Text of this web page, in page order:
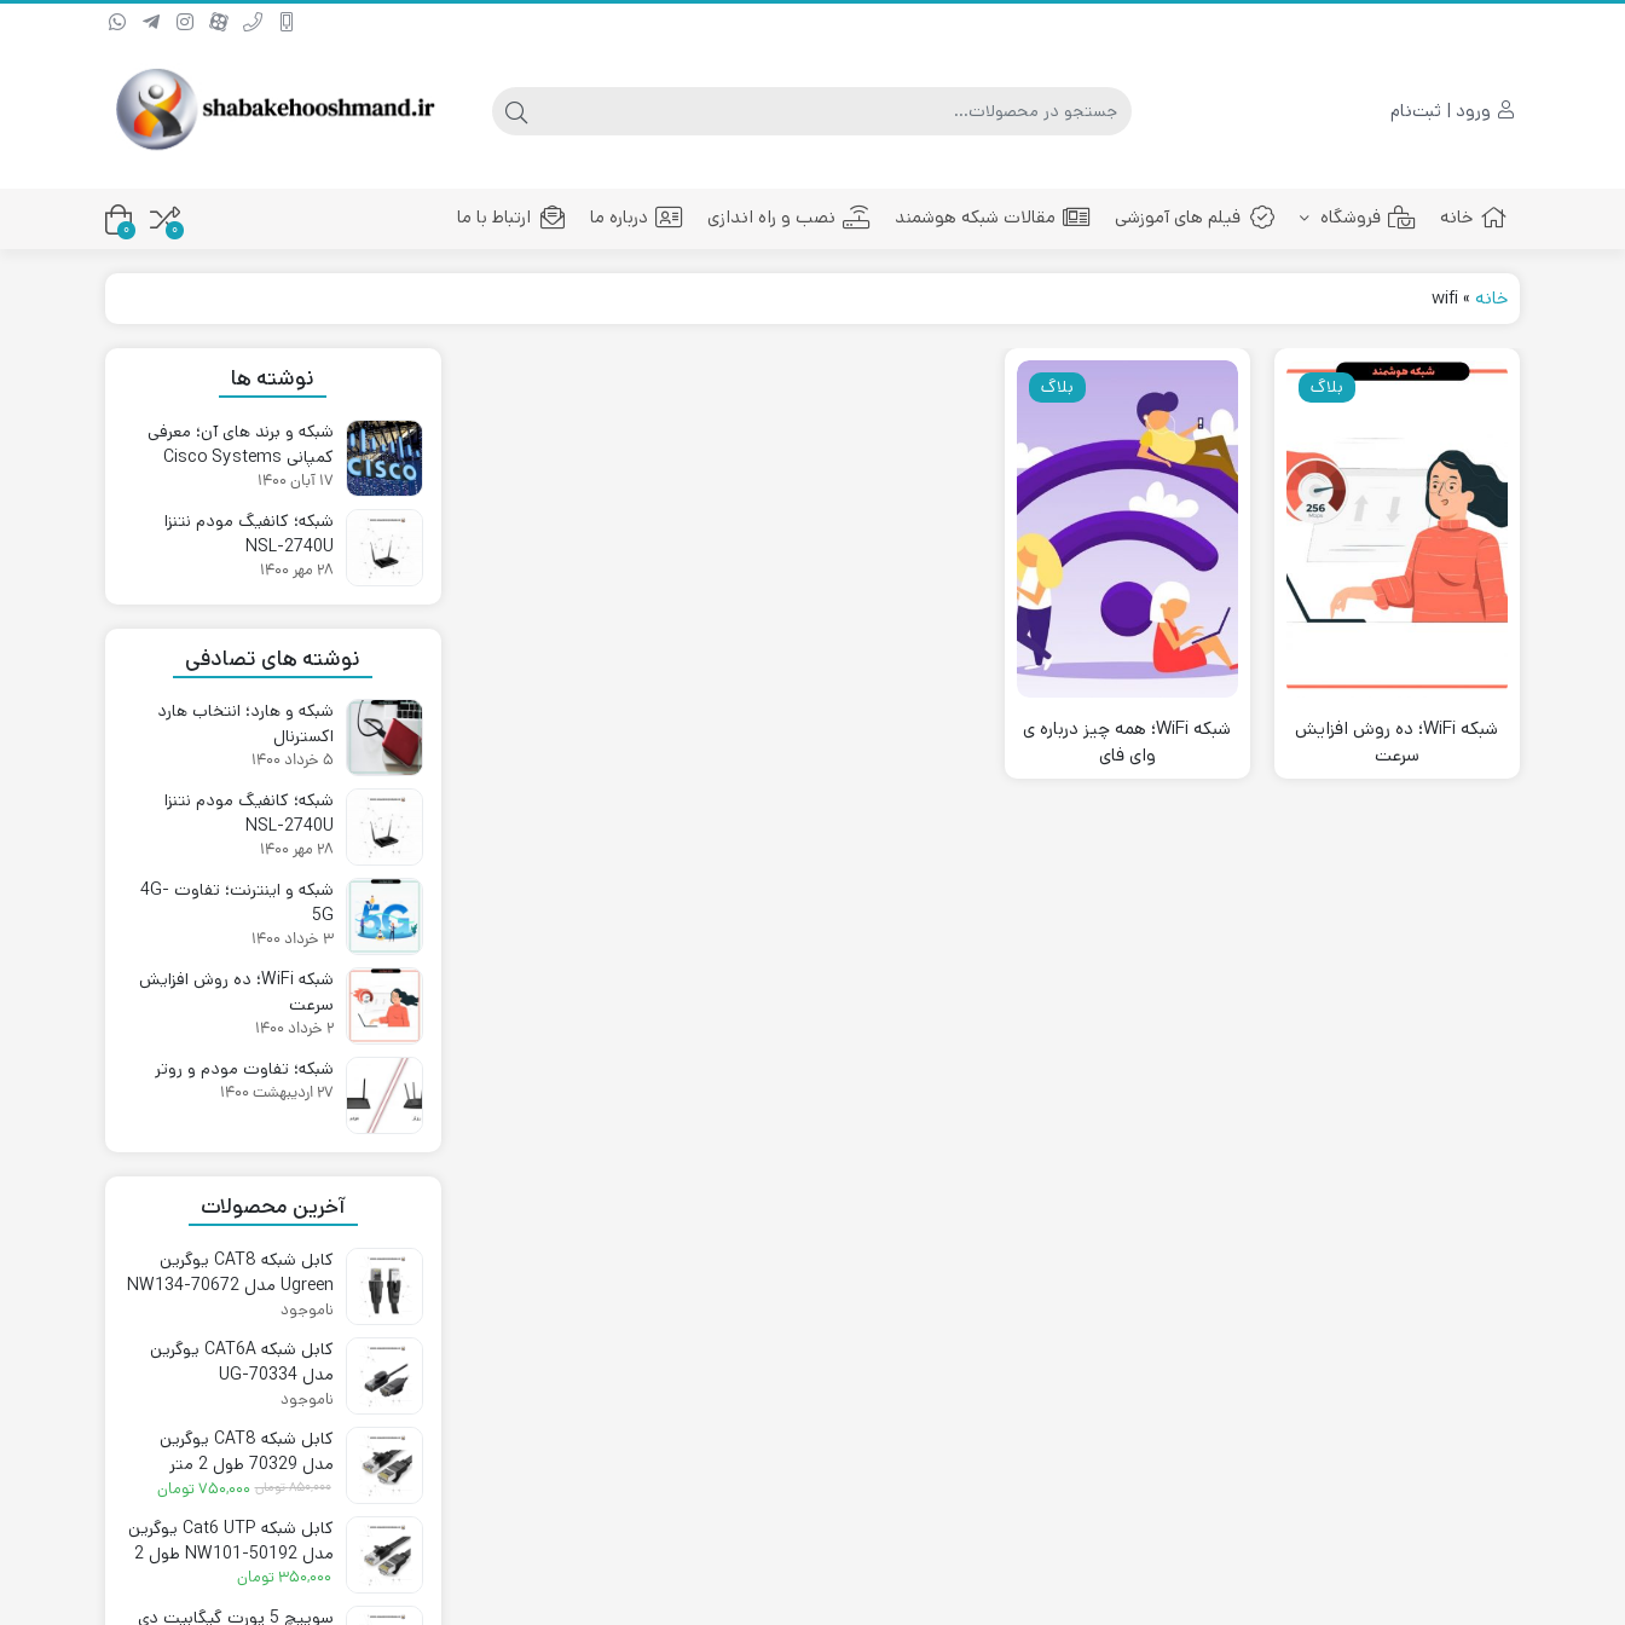
ورود | ثبت‌نام
خانه فروشگاه فیلم های آموزشی مقالات شبکه هوشمند نصب و راه اندازی درباره ما ارتباط با ما
۰ 0
خانه »
wifi
بلاگ
شبکه WiFi؛ ده روش افزایش
سرعت
بلاگ
شبکه WiFi؛ همه چیز درباره ی
وای فای
نوشته ها
شبکه و برند های آن؛ معرفی
کمپانی Cisco Systems
۱۷ آبان ۱۴۰۰
شبکه؛ کانفیگ مودم نتنزا
NSL-2740U
۲۸ مهر ۱۴۰۰
نوشته های تصادفی
شبکه و هارد؛ انتخاب هارد
اکسترنال
۵ خرداد ۱۴۰۰
شبکه؛ کانفیگ مودم نتنزا
NSL-2740U
۲۸ مهر ۱۴۰۰
شبکه و اینترنت؛ تفاوت 4G-
5G
۳ خرداد ۱۴۰۰
شبکه WiFi؛ ده روش افزایش
سرعت
۲ خرداد ۱۴۰۰
شبکه؛ تفاوت مودم و روتر
۲۷ اردیبهشت ۱۴۰۰
آخرین محصولات
کابل شبکه CAT8 یوگرین
Ugreen مدل NW134-70672
ناموجود
کابل شبکه CAT6A یوگرین
مدل UG-70334
ناموجود
کابل شبکه CAT8 یوگرین
مدل 70329 طول 2 متر
۸۵۰,۰۰۰تومان قیمت
اصلی:
۸۵۰,۰۰۰ تومان
بود.
۷۵۰,۰۰۰تومان
قیمت
فعلی:
۷۵۰,۰۰۰ تومان.
کابل شبکه Cat6 UTP یوگرین
مدل NW101-50192 طول 2
متر
۳۵۰,۰۰۰ تومان
سوییچ 5 پورت گیگابیت دی